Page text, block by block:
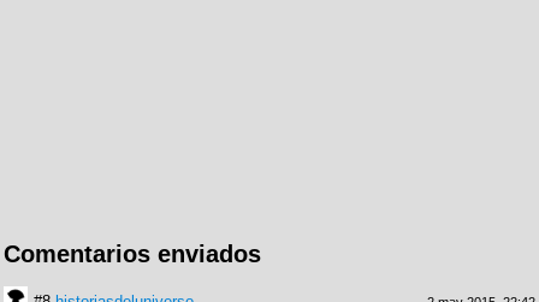
Comentarios enviados